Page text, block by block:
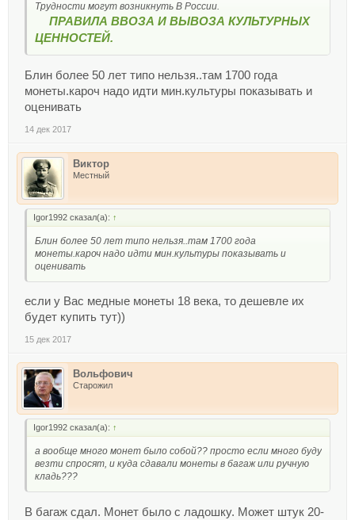
Трудности могут возникнуть В России.
ПРАВИЛА ВВОЗА И ВЫВОЗА КУЛЬТУРНЫХ
ЦЕННОСТЕЙ.
Блин более 50 лет типо нельзя..там 1700 года
монеты.кароч надо идти мин.культуры показывать и
оценивать
14 дек 2017
Виктор
Местный
Igor1992 сказал(а): ↑
Блин более 50 лет типо нельзя..там 1700 года
монеты.кароч надо идти мин.культуры показывать и
оценивать
если у Вас медные монеты 18 века, то дешевле их
будет купить тут))
15 дек 2017
Вольфович
Старожил
Igor1992 сказал(а): ↑
а вообще много монет было собой?? просто если много буду
везти спросят, и куда сдавали монеты в багаж или ручную
кладь???
В багаж сдал. Монет было с ладошку. Может штук 20-